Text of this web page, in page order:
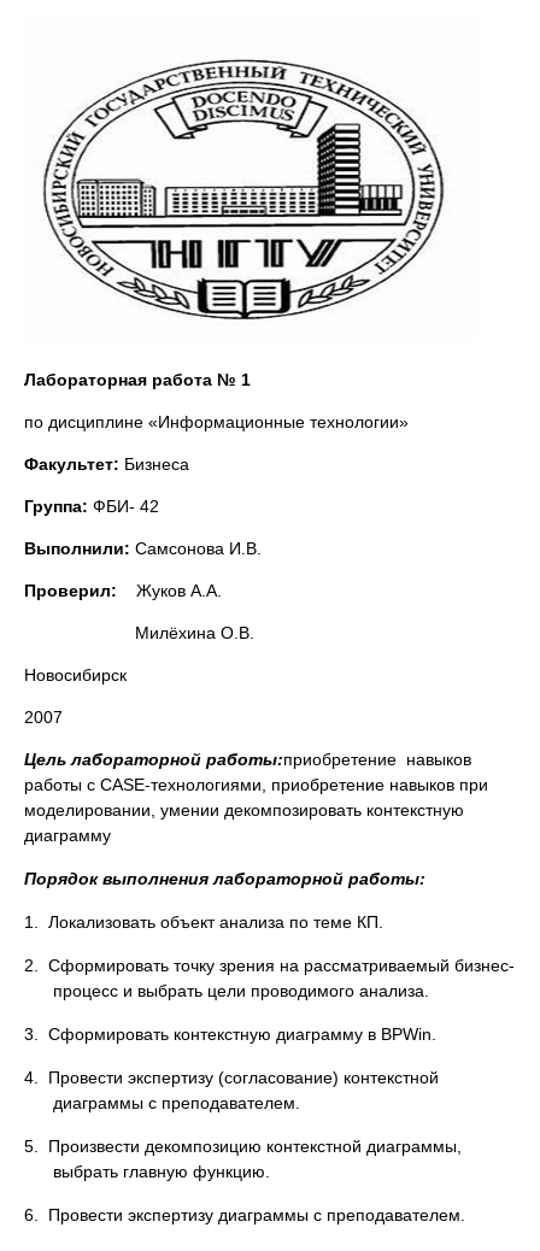
Лабораторная работа № 1
по дисциплине «Информационные технологии»
Факультет: Бизнеса
Группа: ФБИ- 42
Выполнили: Самсонова И.В.
Проверил: Жуков А.А.
Милёхина О.В.
Новосибирск
2007
Цель лабораторной работы:приобретение навыков
работы с CASE-технологиями, приобретение навыков при
моделировании, умении декомпозировать контекстную
диаграмму
Порядок выполнения лабораторной работы:
1. Локализовать объект анализа по теме КП.
2. Сформировать точку зрения на рассматриваемый бизнес-
процесс и выбрать цели проводимого анализа.
3. Сформировать контекстную диаграмму в BPWin.
4. Провести экспертизу (согласование) контекстной
диаграммы с преподавателем.
5. Произвести декомпозицию контекстной диаграммы,
выбрать главную функцию.
6. Провести экспертизу диаграммы с преподавателем.